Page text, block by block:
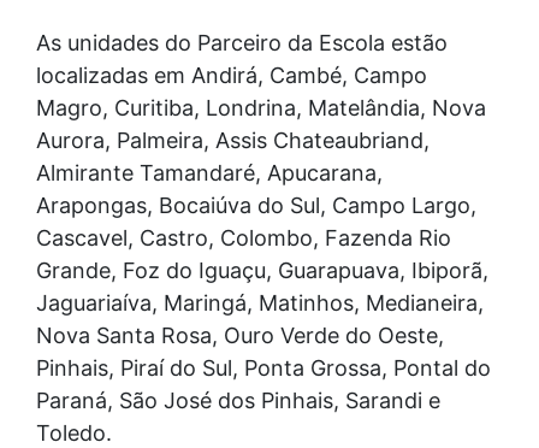
As unidades do Parceiro da Escola estão
localizadas em Andirá, Cambé, Campo
Magro, Curitiba, Londrina, Matelândia, Nova
Aurora, Palmeira, Assis Chateaubriand,
Almirante Tamandaré, Apucarana,
Arapongas, Bocaiúva do Sul, Campo Largo,
Cascavel, Castro, Colombo, Fazenda Rio
Grande, Foz do Iguaçu, Guarapuava, Ibiporã,
Jaguariaíva, Maringá, Matinhos, Medianeira,
Nova Santa Rosa, Ouro Verde do Oeste,
Pinhais, Piraí do Sul, Ponta Grossa, Pontal do
Paraná, São José dos Pinhais, Sarandi e
Toledo.